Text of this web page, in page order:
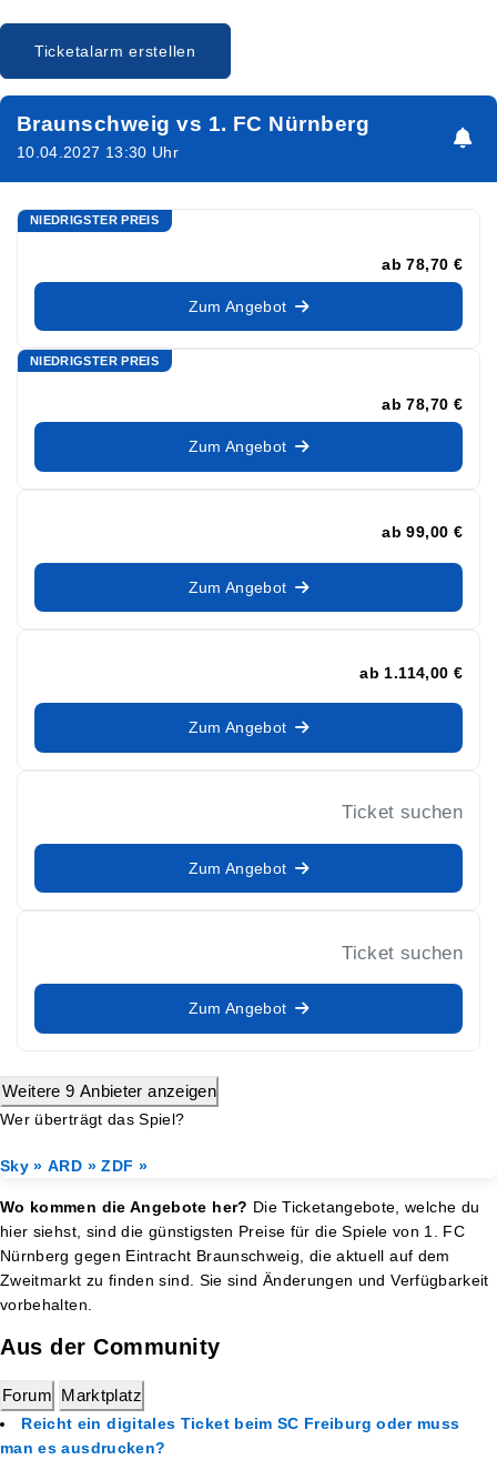
Ticketalarm erstellen
Braunschweig vs 1. FC Nürnberg
10.04.2027 13:30 Uhr
NIEDRIGSTER PREIS
ab 78,70 €
Zum Angebot
NIEDRIGSTER PREIS
ab 78,70 €
Zum Angebot
ab 99,00 €
Zum Angebot
ab 1.114,00 €
Zum Angebot
Ticket suchen
Zum Angebot
Ticket suchen
Zum Angebot
Weitere 9 Anbieter anzeigen
Wer überträgt das Spiel?
Sky » ARD » ZDF »
Wo kommen die Angebote her? Die Ticketangebote, welche du
hier siehst, sind die günstigsten Preise für die Spiele von 1. FC
Nürnberg gegen Eintracht Braunschweig, die aktuell auf dem
Zweitmarkt zu finden sind. Sie sind Änderungen und Verfügbarkeit
vorbehalten.
Aus der Community
Forum Marktplatz
Reicht ein digitales Ticket beim SC Freiburg oder muss
man es ausdrucken?